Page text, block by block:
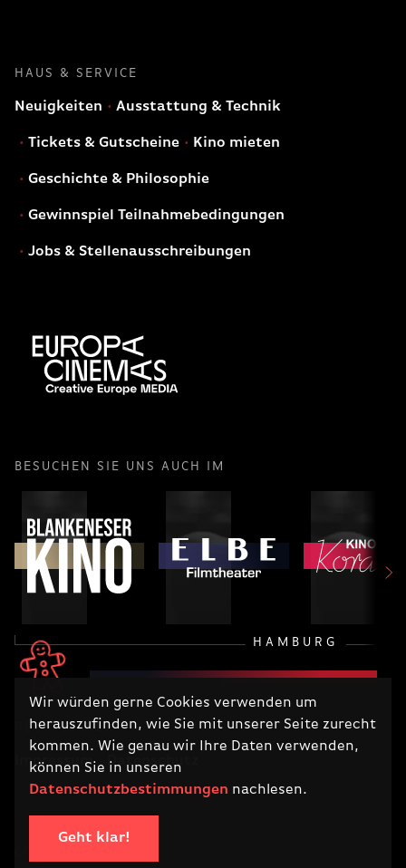
Wir würden gerne Cookies verwenden um
herauszufinden, wie Sie mit unserer Seite zurecht
kommen. Wie genau wir Ihre Daten verwenden,
können Sie in unseren
Datenschutzbestimmungen nachlesen.
Geht klar!
HAUS & SERVICE
Neuigkeiten Ausstattung & Technik
Tickets & Gutscheine Kino mieten
Geschichte & Philosophie
Gewinnspiel Teilnahmebedingungen
Jobs & Stellenausschreibungen
BESUCHEN SIE UNS AUCH IM
HAMBURG
RECHTLICHES
Impressum Datenschutz